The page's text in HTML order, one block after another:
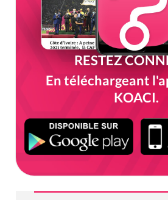
RESTEZ
En téléchargeant
KOACI.